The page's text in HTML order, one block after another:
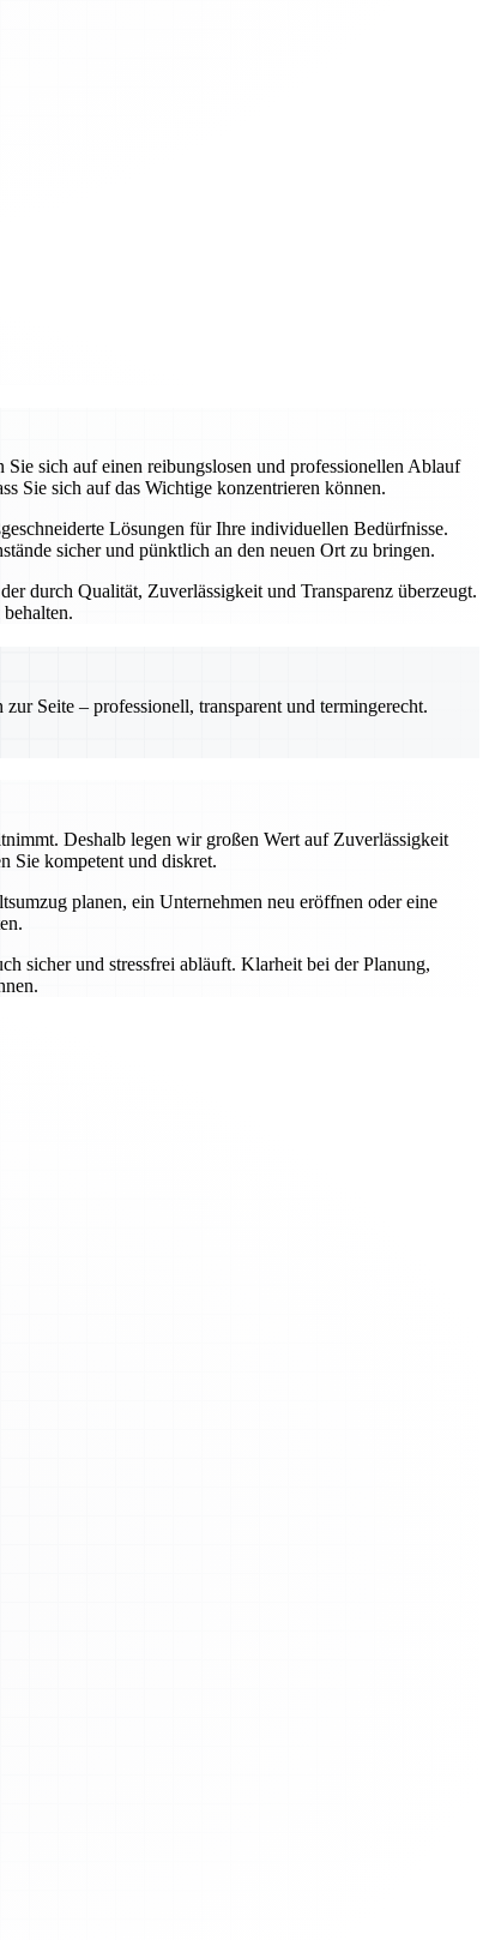
sich auf einen reibungslosen und professionellen Ablauf
Sie sich auf das Wichtige konzentrieren können.
Lösungen für Ihre individuellen Bedürfnisse.
sicher und pünktlich an den neuen Ort zu bringen.
durch Qualität, Zuverlässigkeit und Transparenz überzeugt.
Seite – professionell, transparent und termingerecht.
Deshalb legen wir großen Wert auf Zuverlässigkeit
Sie kompetent und diskret.
planen, ein Unternehmen neu eröffnen oder eine
sicher und stressfrei abläuft. Klarheit bei der Planung,